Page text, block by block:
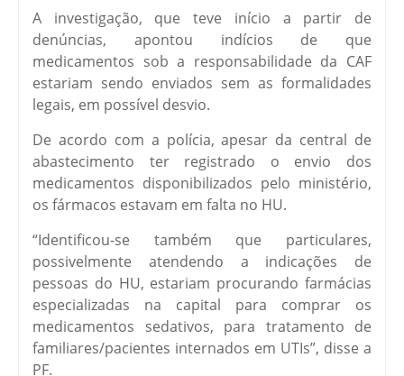
A investigação, que teve início a partir de
denúncias, apontou indícios de que
medicamentos sob a responsabilidade da CAF
estariam sendo enviados sem as formalidades
legais, em possível desvio.
De acordo com a polícia, apesar da central de
abastecimento ter registrado o envio dos
medicamentos disponibilizados pelo ministério,
os fármacos estavam em falta no HU.
“Identificou-se também que particulares,
possivelmente atendendo a indicações de
pessoas do HU, estariam procurando farmácias
especializadas na capital para comprar os
medicamentos sedativos, para tratamento de
familiares/pacientes internados em UTIs”, disse a
PF.